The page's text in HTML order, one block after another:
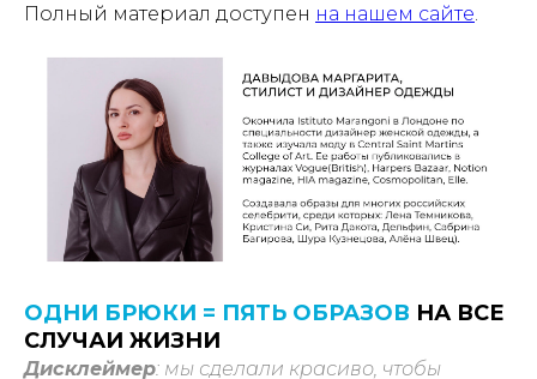
Полный материал доступен на нашем сайте
ОДНИ БРЮКИ = ПЯТЬ ОБРАЗОВ НА ВСЕ
СЛУЧАИ ЖИЗНИ
Дисклеймер: мы сделали красиво, чтобы